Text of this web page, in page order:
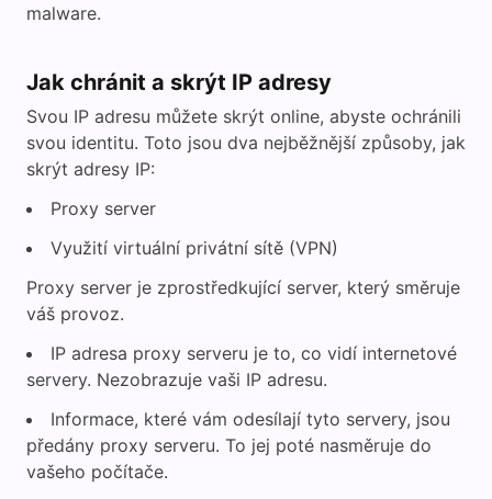
malware.
Jak chránit a skrýt IP adresy
Svou IP adresu můžete skrýt online, abyste ochránili
svou identitu. Toto jsou dva nejběžnější způsoby, jak
skrýt adresy IP:
Proxy server
Využití virtuální privátní sítě (VPN)
Proxy server je zprostředkující server, který směruje
váš provoz.
IP adresa proxy serveru je to, co vidí internetové
servery. Nezobrazuje vaši IP adresu.
Informace, které vám odesílají tyto servery, jsou
předány proxy serveru. To jej poté nasměruje do
vašeho počítače.